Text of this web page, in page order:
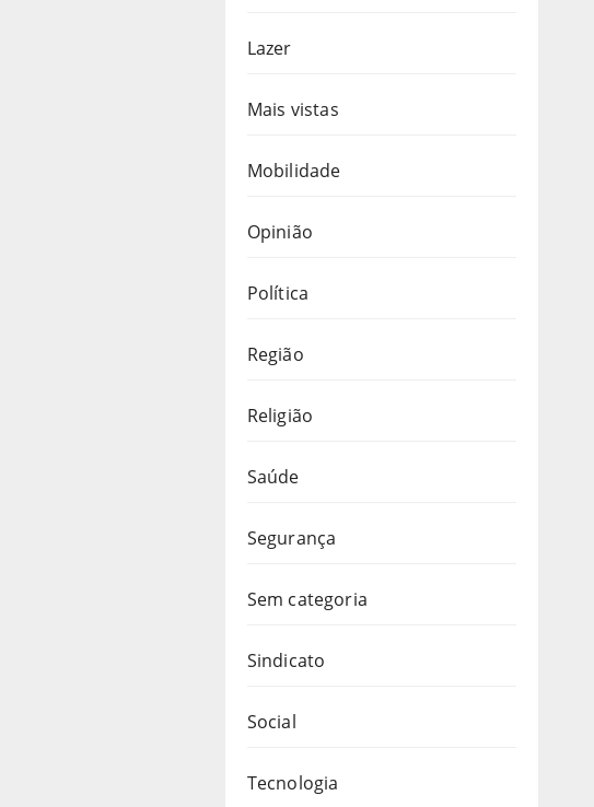
Lazer
Mais vistas
Mobilidade
Opinião
Política
Região
Religião
Saúde
Segurança
Sem categoria
Sindicato
Social
Tecnologia